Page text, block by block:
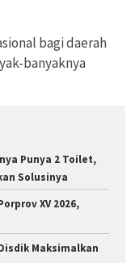
bagi daerah
banyaknya
Punya 2 Toilet,
Solusinya
XV 2026,
Maksimalkan